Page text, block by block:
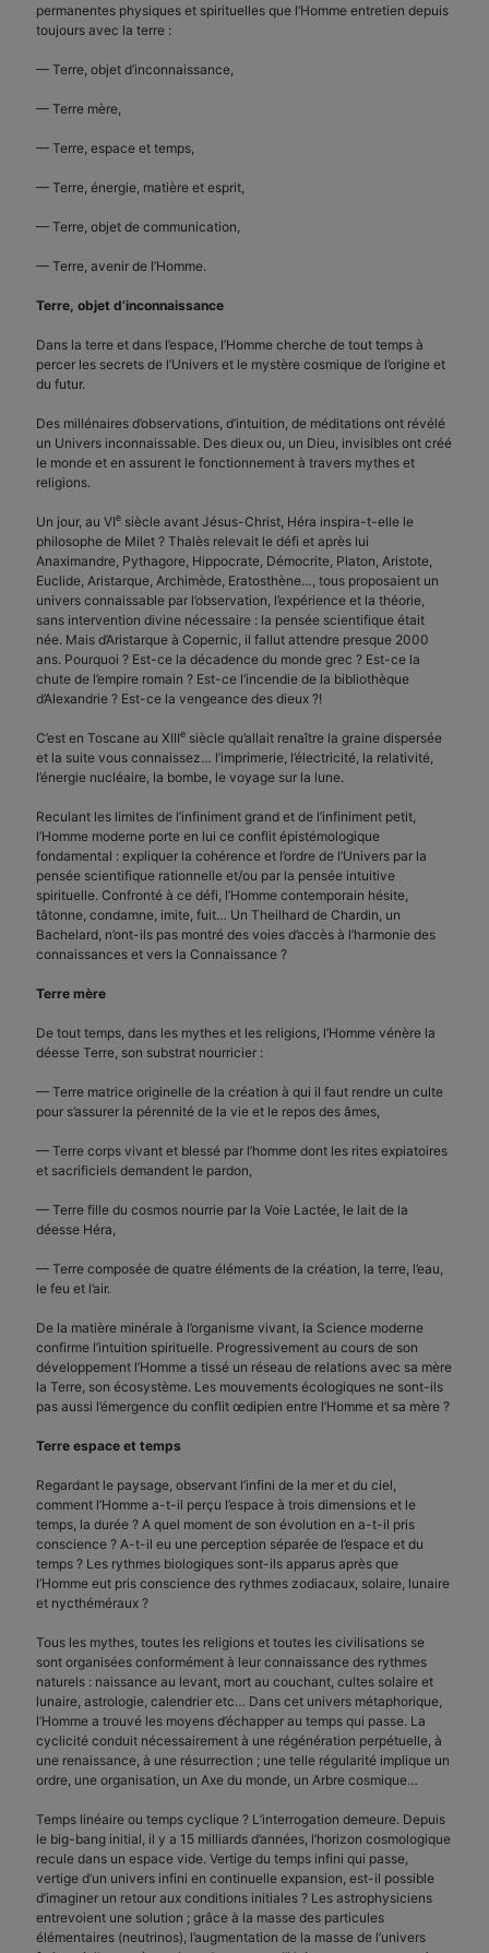
permanentes physiques et spirituelles que l’Homme entretien depuis
toujours avec la terre :
— Terre, objet d’inconnaissance,
— Terre mère,
— Terre, espace et temps,
— Terre, énergie, matière et esprit,
— Terre, objet de communication,
— Terre, avenir de l’Homme.
Terre, objet d’inconnaissance
Dans la terre et dans l’espace, l’Homme cherche de tout temps à
percer les secrets de l’Univers et le mystère cosmique de l’origine et
du futur.
Des millénaires d’observations, d’intuition, de méditations ont révélé
un Univers inconnaissable. Des dieux ou, un Dieu, invisibles ont créé
le monde et en assurent le fonctionnement à travers mythes et
religions.
Un jour, au VIe siècle avant Jésus-Christ, Héra inspira-t-elle le
philosophe de Milet ? Thalès relevait le défi et après lui
Anaximandre, Pythagore, Hippocrate, Démocrite, Platon, Aristote,
Euclide, Aristarque, Archimède, Eratosthène…, tous proposaient un
univers connaissable par l’observation, l’expérience et la théorie,
sans intervention divine nécessaire : la pensée scientifique était
née. Mais d’Aristarque à Copernic, il fallut attendre presque 2000
ans. Pourquoi ? Est-ce la décadence du monde grec ? Est-ce la
chute de l’empire romain ? Est-ce l’incendie de la bibliothèque
d’Alexandrie ? Est-ce la vengeance des dieux ?!
C’est en Toscane au XIIIe siècle qu’allait renaître la graine dispersée
et la suite vous connaissez… l’imprimerie, l’électricité, la relativité,
l’énergie nucléaire, la bombe, le voyage sur la lune.
Reculant les limites de l’infiniment grand et de l’infiniment petit,
l’Homme moderne porte en lui ce conflit épistémologique
fondamental : expliquer la cohérence et l’ordre de l’Univers par la
pensée scientifique rationnelle et/ou par la pensée intuitive
spirituelle. Confronté à ce défi, l’Homme contemporain hésite,
tâtonne, condamne, imite, fuit… Un Theilhard de Chardin, un
Bachelard, n’ont-ils pas montré des voies d’accès à l’harmonie des
connaissances et vers la Connaissance ?
Terre mère
De tout temps, dans les mythes et les religions, l’Homme vénère la
déesse Terre, son substrat nourricier :
— Terre matrice originelle de la création à qui il faut rendre un culte
pour s’assurer la pérennité de la vie et le repos des âmes,
— Terre corps vivant et blessé par l’homme dont les rites expiatoires
et sacrificiels demandent le pardon,
— Terre fille du cosmos nourrie par la Voie Lactée, le lait de la
déesse Héra,
— Terre composée de quatre éléments de la création, la terre, l’eau,
le feu et l’air.
De la matière minérale à l’organisme vivant, la Science moderne
confirme l’intuition spirituelle. Progressivement au cours de son
développement l’Homme a tissé un réseau de relations avec sa mère
la Terre, son écosystème. Les mouvements écologiques ne sont-ils
pas aussi l’émergence du conflit œdipien entre l’Homme et sa mère ?
Terre espace et temps
Regardant le paysage, observant l’infini de la mer et du ciel,
comment l’Homme a-t-il perçu l’espace à trois dimensions et le
temps, la durée ? A quel moment de son évolution en a-t-il pris
conscience ? A-t-il eu une perception séparée de l’espace et du
temps ? Les rythmes biologiques sont-ils apparus après que
l’Homme eut pris conscience des rythmes zodiacaux, solaire, lunaire
et nycthéméraux ?
Tous les mythes, toutes les religions et toutes les civilisations se
sont organisées conformément à leur connaissance des rythmes
naturels : naissance au levant, mort au couchant, cultes solaire et
lunaire, astrologie, calendrier etc… Dans cet univers métaphorique,
l’Homme a trouvé les moyens d’échapper au temps qui passe. La
cyclicité conduit nécessairement à une régénération perpétuelle, à
une renaissance, à une résurrection ; une telle régularité implique un
ordre, une organisation, un Axe du monde, un Arbre cosmique…
Temps linéaire ou temps cyclique ? L’interrogation demeure. Depuis
le big-bang initial, il y a 15 milliards d’années, l’horizon cosmologique
recule dans un espace vide. Vertige du temps infini qui passe,
vertige d’un univers infini en continuelle expansion, est-il possible
d’imaginer un retour aux conditions initiales ? Les astrophysiciens
entrevoient une solution ; grâce à la masse des particules
élémentaires (neutrinos), l’augmentation de la masse de l’univers